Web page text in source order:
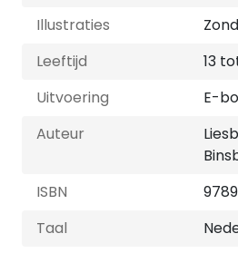
Illustraties
Leeftijd
13
Uitvoering
E-
Auteur
ISBN
Taal